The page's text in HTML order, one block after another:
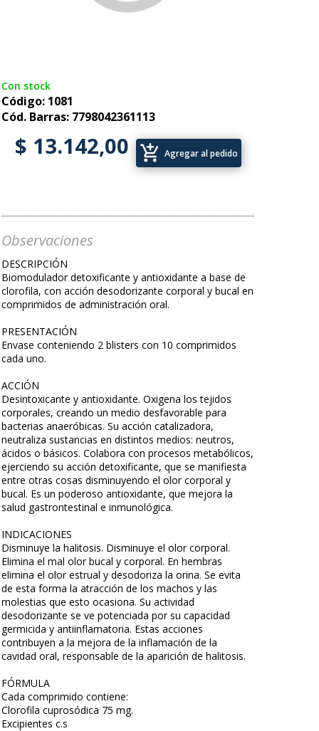
Con stock
Código: 1081
Cód. Barras: 7798042361113
$ 13.142,00 add_shopping_cart Agregar al pedido
Observaciones
DESCRIPCIÓN
Biomodulador detoxificante y antioxidante a base de
clorofila, con acción desodorizante corporal y bucal en
comprimidos de administración oral.
PRESENTACIÓN
Envase conteniendo 2 blisters con 10 comprimidos
cada uno.
ACCIÓN
Desintoxicante y antioxidante. Oxigena los tejidos
corporales, creando un medio desfavorable para
bacterias anaeróbicas. Su acción catalizadora,
neutraliza sustancias en distintos medios: neutros,
ácidos o básicos. Colabora con procesos metabólicos,
ejerciendo su acción detoxificante, que se manifiesta
entre otras cosas disminuyendo el olor corporal y
bucal. Es un poderoso antioxidante, que mejora la
salud gastrontestinal e inmunológica.
INDICACIONES
Disminuye la halitosis. Disminuye el olor corporal.
Elimina el mal olor bucal y corporal. En hembras
elimina el olor estrual y desodoriza la orina. Se evita
de esta forma la atracción de los machos y las
molestias que esto ocasiona. Su actividad
desodorizante se ve potenciada por su capacidad
germicida y antiinflamatoria. Estas acciones
contribuyen a la mejora de la inflamación de la
cavidad oral, responsable de la aparición de halitosis.
FÓRMULA
Cada comprimido contiene:
Clorofila cuprosódica 75 mg.
Excipientes c.s